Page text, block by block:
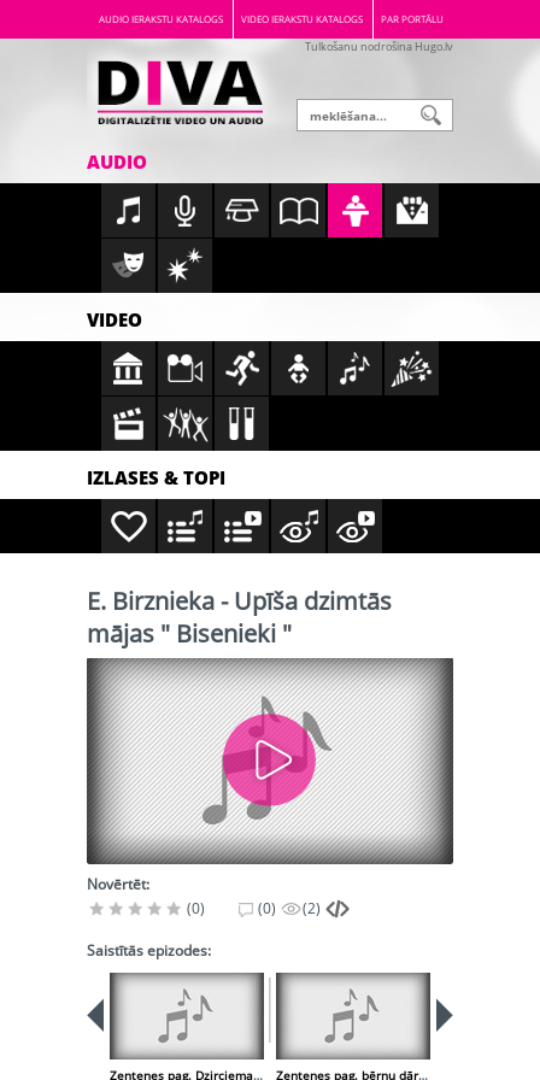
AUDIO IERAKSTU KATALOGS VIDEO IERAKSTU KATALOGS PAR PORTĀLU
Tulkošanu nodrošina Hugo.lv
AUDIO
VIDEO
IZLASES & TOPI
E. Birznieka - Upīša dzimtās
mājas " Bisenieki "
Novērtēt:
(0)
(0) (2)
Saistītās epizodes:
Zentenes pag. Dzirciema muiža, ezers , skola Zentenes pag. bērnu dārzs " Zemenīte "